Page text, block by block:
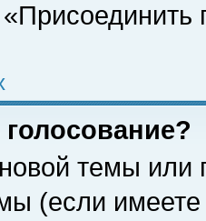
голосование?
темы или
(если